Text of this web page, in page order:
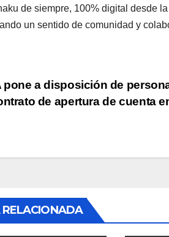
de siempre, 100% digital desde la
un sentido de comunidad y
pone a disposición de
de apertura de cuenta